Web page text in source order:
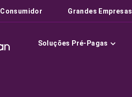
Consumidor Grandes Empresas
Soluções Pré-Pagas